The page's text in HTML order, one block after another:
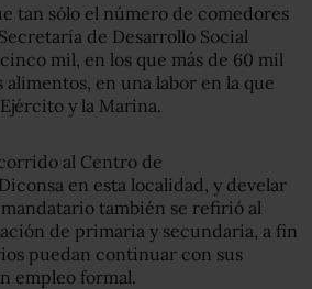
tan sólo el número de comedores
de Desarrollo Social
mil, en los que más de 60 mil
alimentos, en una labor en la que
y la Marina.
al Centro de
en esta localidad, y develar
también se refirió al
de primaria y secundaria, a fin
puedan continuar con sus
empleo formal.